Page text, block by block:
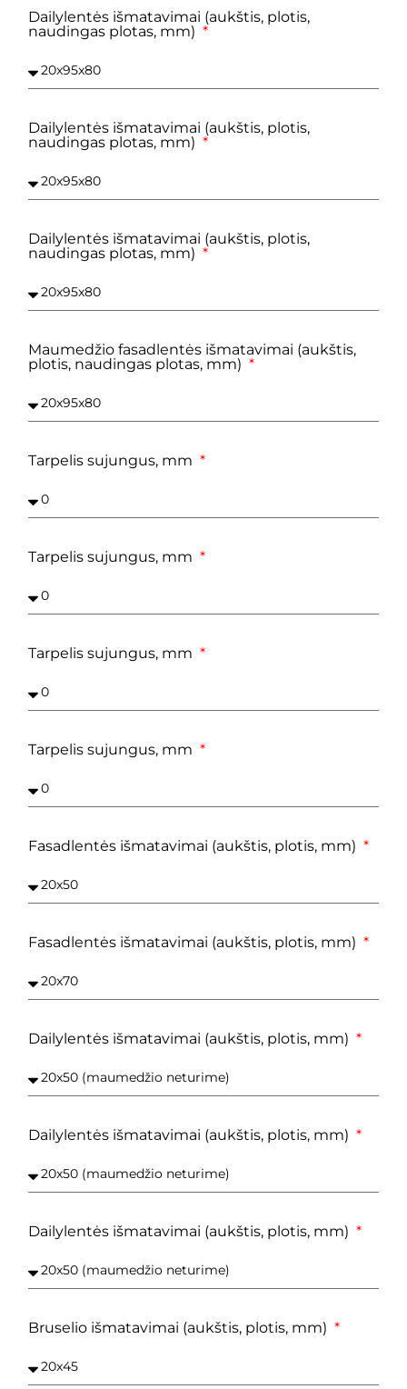
Dailylentės išmatavimai (aukštis, plotis,
naudingas plotas, mm)
Dailylentės išmatavimai (aukštis, plotis,
naudingas plotas, mm)
Dailylentės išmatavimai (aukštis, plotis,
naudingas plotas, mm)
Maumedžio fasadlentės išmatavimai (aukštis,
plotis, naudingas plotas, mm)
Tarpelis sujungus, mm
Tarpelis sujungus, mm
Tarpelis sujungus, mm
Tarpelis sujungus, mm
Fasadlentės išmatavimai (aukštis, plotis, mm)
Fasadlentės išmatavimai (aukštis, plotis, mm)
Dailylentės išmatavimai (aukštis, plotis, mm)
Dailylentės išmatavimai (aukštis, plotis, mm)
Dailylentės išmatavimai (aukštis, plotis, mm)
Bruselio išmatavimai (aukštis, plotis, mm)